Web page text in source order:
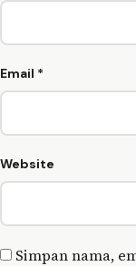
Email *
Website
Simpan nama,